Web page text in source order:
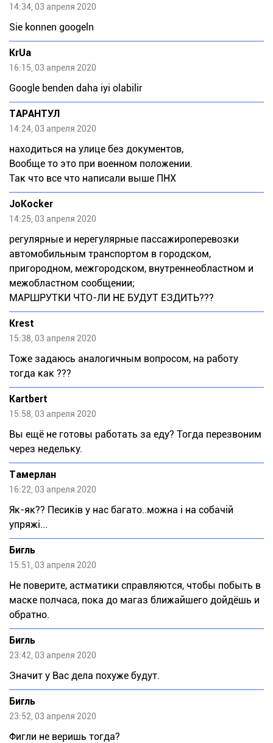
14:34, 03 апреля 2020
Sie konnen googeln
KrUa
16:15, 03 апреля 2020
Google benden daha iyi olabilir
ТАРАНТУЛ
14:24, 03 апреля 2020
находиться на улице без документов,
Вообще то это при военном положении.
Так что все что написали выше ПНХ
JoKocker
14:25, 03 апреля 2020
регулярные и нерегулярные пассажироперевозки
автомобильным транспортом в городском,
пригородном, межгородском, внутреннеобластном и
межобластном сообщении;
МАРШРУТКИ ЧТО-ЛИ НЕ БУДУТ ЕЗДИТЬ???
Krest
15:38, 03 апреля 2020
Тоже задаюсь аналогичным вопросом, на работу
тогда как ???
Kartbert
15:58, 03 апреля 2020
Вы ещё не готовы работать за еду? Тогда перезвоним
через недельку.
Тaмeрлан
16:22, 03 апреля 2020
Як-як?? Песиків у нас багато..можна і на собачій
упряжі...
Бигль
15:51, 03 апреля 2020
Не поверите, астматики справляются, чтобы побыть в
маске полчаса, пока до магаз ближайшего дойдёшь и
обратно.
Бигль
23:42, 03 апреля 2020
Значит у Вас дела похуже будут.
Бигль
23:52, 03 апреля 2020
Фигли не веришь тогда?